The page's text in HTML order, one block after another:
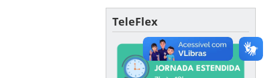
TeleFlex